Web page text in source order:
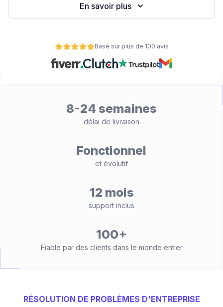
En savoir plus
Basé sur plus de 100 avis
8-24 semaines
délai de livraison
Fonctionnel
et évolutif
12 mois
support inclus
100+
Fiable par des clients dans le monde entier
RÉSOLUTION DE PROBLÈMES D'ENTREPRISE